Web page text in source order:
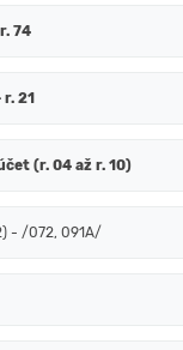
74
21
(r. 04 až r. 10)
- /072, 091A/